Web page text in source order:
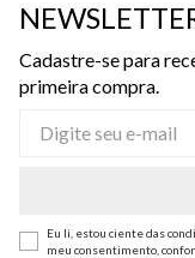
Cadastre-se para
primeira compra.
Eu li, estou ciente das
meu consentimento,